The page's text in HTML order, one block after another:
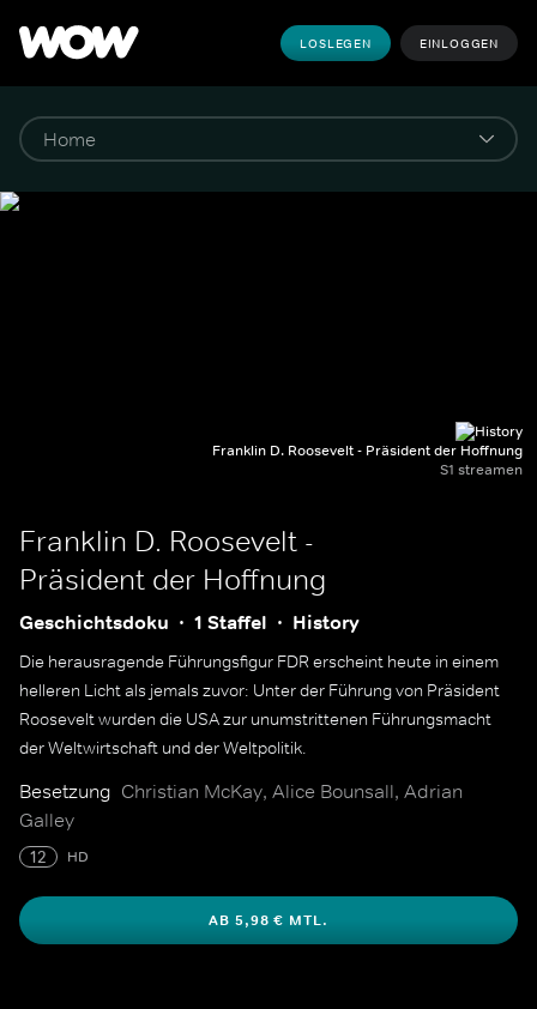
LOSLEGEN EINLOGGEN
Franklin D. Roosevelt - Präsident der Hoffnung
S1 streamen
Franklin D. Roosevelt -
Präsident der Hoffnung
Geschichtsdoku 1 Staffel History
Die herausragende Führungsfigur FDR erscheint heute in einem
helleren Licht als jemals zuvor: Unter der Führung von Präsident
Roosevelt wurden die USA zur unumstrittenen Führungsmacht
der Weltwirtschaft und der Weltpolitik.
Besetzung Christian McKay, Alice Bounsall, Adrian
Galley
12 HD
AB 5,98 € MTL.